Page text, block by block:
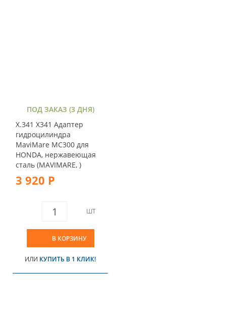
ПОД ЗАКАЗ (3 ДНЯ)
X.341 X341 Адаптер
гидроцилиндра
MaviMare MC300 для
HONDA, нержавеющая
сталь (MAVIMARE, )
3 920 Р
ШТ
В КОРЗИНУ
ИЛИ КУПИТЬ В 1 КЛИК!